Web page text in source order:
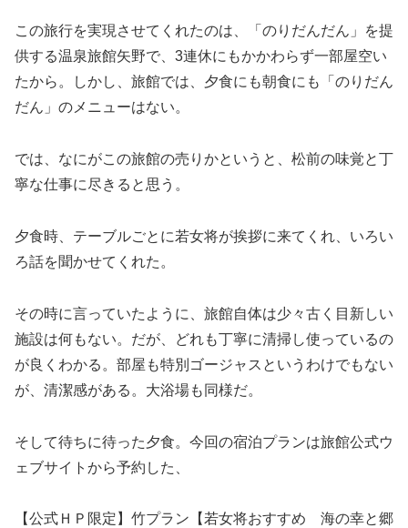
この旅行を実現させてくれたのは、「のりだんだん」を提
供する温泉旅館矢野で、3連休にもかかわらず一部屋空い
たから。しかし、旅館では、夕食にも朝食にも「のりだん
だん」のメニューはない。
では、なにがこの旅館の売りかというと、松前の味覚と丁
寧な仕事に尽きると思う。
夕食時、テーブルごとに若女将が挨拶に来てくれ、いろい
ろ話を聞かせてくれた。
その時に言っていたように、旅館自体は少々古く目新しい
施設は何もない。だが、どれも丁寧に清掃し使っているの
が良くわかる。部屋も特別ゴージャスというわけでもない
が、清潔感がある。大浴場も同様だ。
そして待ちに待った夕食。今回の宿泊プランは旅館公式ウ
ェブサイトから予約した、
【公式ＨＰ限定】竹プラン【若女将おすすめ 海の幸と郷